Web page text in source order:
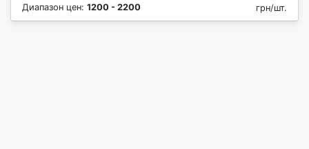
Диапазон цен: 1200 - 2200 грн/шт.